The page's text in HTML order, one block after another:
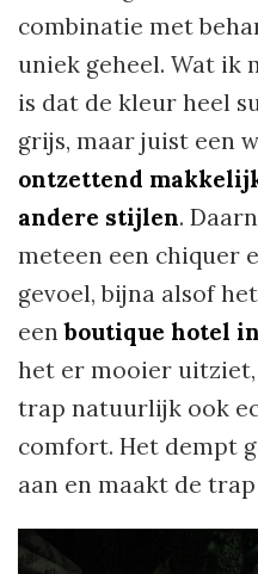
combinatie met
uniek geheel. Wat ik
is dat de kleur heel
grijs, maar juist een
ontzettend
andere stijlen.
meteen een chiquer
gevoel, bijna alsof
eenboutique hotel
het er mooier
trap natuurlijk ook
comfort. Het dempt
aan en maakt de